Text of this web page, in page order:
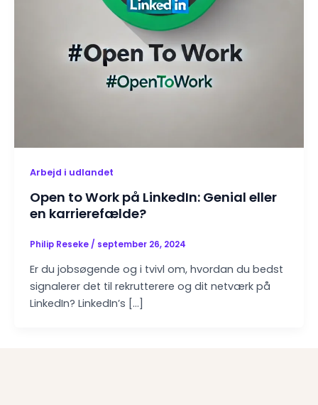
Arbejd i udlandet
Open to Work på LinkedIn: Genial eller
en karrierefælde?
Philip Reseke / september 26, 2024
Er du jobsøgende og i tvivl om, hvordan du bedst
signalerer det til rekrutterere og dit netværk på
LinkedIn? LinkedIn’s […]